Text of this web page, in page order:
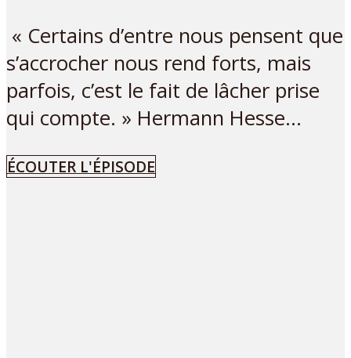
« Certains d’entre nous pensent que
s’accrocher nous rend forts, mais
parfois, c’est le fait de lâcher prise
qui compte. » Hermann Hesse...
ÉCOUTER L'ÉPISODE